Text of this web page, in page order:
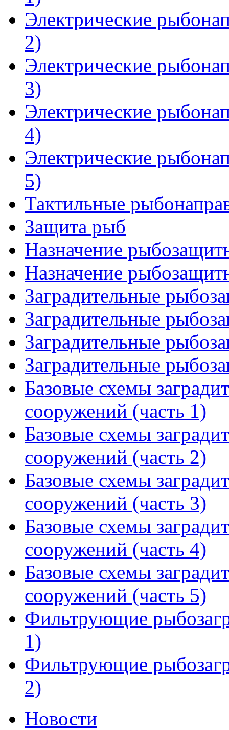
Электрические
2)
Электрические
3)
Электрические
4)
Электрические
5)
Тактильные
Защита рыб
Назначение
Назначение
Заградительные
Заградительные
Заградительные
Заградительные
Базовые схемы
сооружений (часть 1)
Базовые схемы
сооружений (часть 2)
Базовые схемы
сооружений (часть 3)
Базовые схемы
сооружений (часть 4)
Базовые схемы
сооружений (часть 5)
Фильтрующие
1)
Фильтрующие
2)
Новости